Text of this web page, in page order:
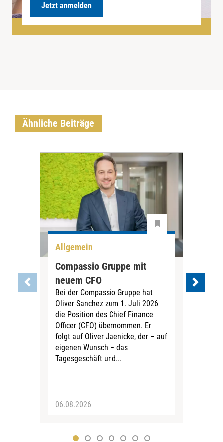
Jetzt anmelden
Ähnliche Beiträge
Allgemein
Compassio Gruppe mit
neuem CFO
Bei der Compassio Gruppe hat
Oliver Sanchez zum 1. Juli 2026
die Position des Chief Finance
Officer (CFO) übernommen. Er
folgt auf Oliver Jaenicke, der – auf
eigenen Wunsch – das
Tagesgeschäft und...
06.08.2026